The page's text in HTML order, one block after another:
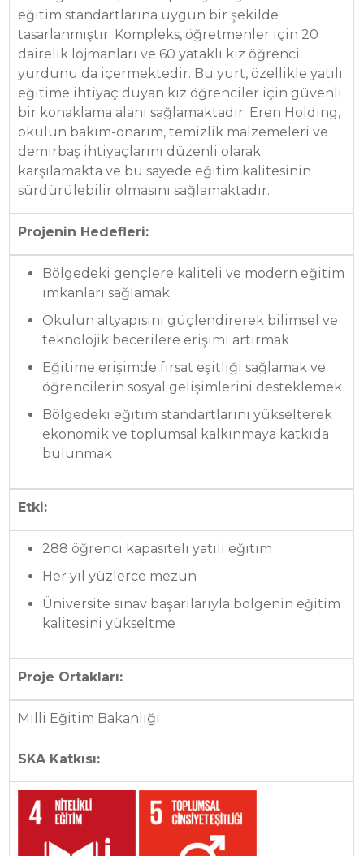
eğitim standartlarına uygun bir şekilde
tasarlanmıştır. Kompleks, öğretmenler için 20
dairelik lojmanları ve 60 yataklı kız öğrenci
yurdunu da içermektedir. Bu yurt, özellikle yatılı
eğitime ihtiyaç duyan kız öğrenciler için güvenli
bir konaklama alanı sağlamaktadır. Eren Holding,
okulun bakım-onarım, temizlik malzemeleri ve
demirbaş ihtiyaçlarını düzenli olarak
karşılamakta ve bu sayede eğitim kalitesinin
sürdürülebilir olmasını sağlamaktadır.
Projenin Hedefleri:
Bölgedeki gençlere kaliteli ve modern eğitim
imkanları sağlamak
Okulun altyapısını güçlendirerek bilimsel ve
teknolojik becerilere erişimi artırmak
Eğitime erişimde fırsat eşitliği sağlamak ve
öğrencilerin sosyal gelişimlerini desteklemek
Bölgedeki eğitim standartlarını yükselterek
ekonomik ve toplumsal kalkınmaya katkıda
bulunmak
Etki:
288 öğrenci kapasiteli yatılı eğitim
Her yıl yüzlerce mezun
Üniversite sınav başarılarıyla bölgenin eğitim
kalitesini yükseltme
Proje Ortakları:
Milli Eğitim Bakanlığı
SKA Katkısı: